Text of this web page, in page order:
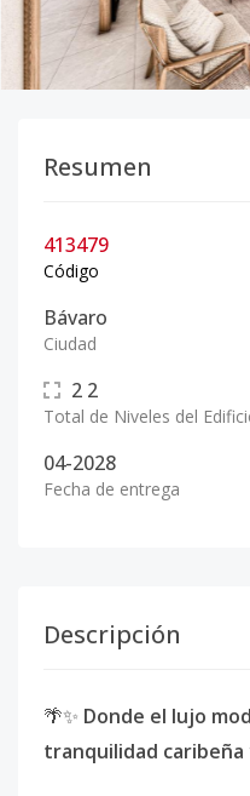
Resumen
413479
Código
Bávaro
Ciudad
2 2
Total de Niveles del
04-2028
Fecha de entrega
Descripción
🌴✨ Donde el lujo
tranquilidad caribeña